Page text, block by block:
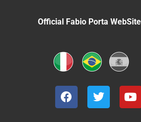
Official Fabio Porta WebSite